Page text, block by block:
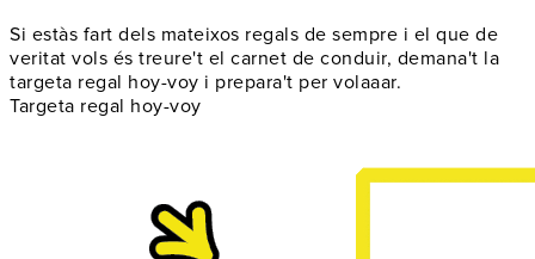
Si estàs fart dels mateixos regals de sempre i el que de
veritat vols és treure't el carnet de conduir, demana't la
targeta regal hoy-voy i prepara't per volaaar.
Targeta regal hoy-voy